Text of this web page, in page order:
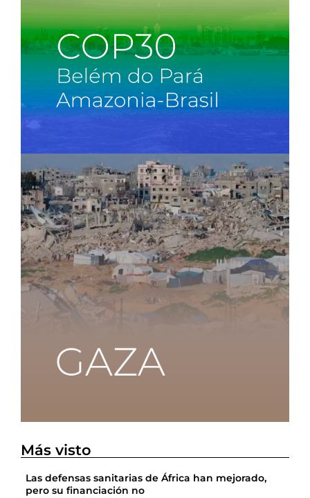
Más visto
Las defensas sanitarias de África han mejorado,
pero su financiación no